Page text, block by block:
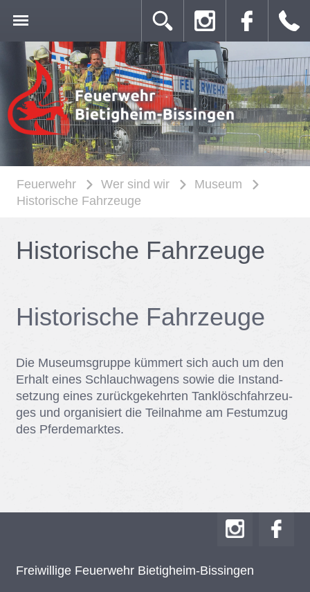
Feuerwehr Wer sind wir
Museum
Historische Fahrzeuge
His­to­ri­sche Fahr­zeu­ge
His­to­ri­sche Fahr­zeu­ge
Die Mu­se­ums­grup­pe küm­mert sich auch um den
Er­halt ei­nes Schlauch­wa­gens so­wie die In­stand­
set­zung ei­nes zu­rück­ge­kehr­ten Tank­lösch­fahr­zeu­
ges und or­ga­ni­siert die Teil­nah­me am Fest­um­zug
des Pfer­de­mark­tes.
Frei­wil­li­ge Feu­er­wehr Bie­tig­heim-Bis­sin­gen